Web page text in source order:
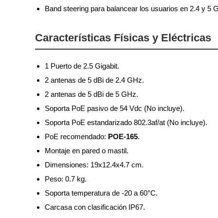
Band steering para balancear los usuarios en 2.4 y 5
Características Físicas y Eléctricas
1 Puerto de 2.5 Gigabit.
2 antenas de 5 dBi de 2.4 GHz.
2 antenas de 5 dBi de 5 GHz.
Soporta PoE pasivo de 54 Vdc (No incluye).
Soporta PoE estandarizado 802.3af/at (No incluye).
PoE recomendado: POE-165.
Montaje en pared o mastil.
Dimensiones: 19x12.4x4.7 cm.
Peso: 0.7 kg.
Soporta temperatura de -20 a 60°C.
Carcasa con clasificación IP67.